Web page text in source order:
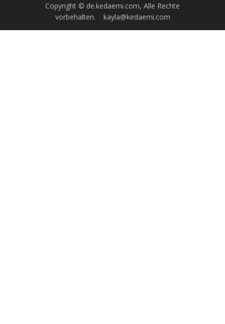
Copyright © de.kedaemi.com, Alle Rechte
vorbehalten. kayla@kedaemi.com